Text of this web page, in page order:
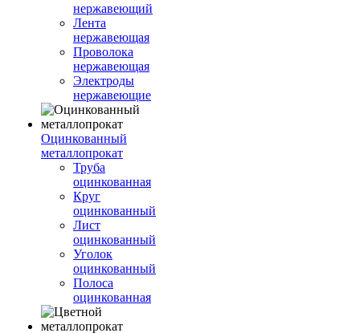
нержавеющий
Лента
нержавеющая
Проволока
нержавеющая
Электроды
нержавеющие
Оцинкованный
металлопрокат
Труба
оцинкованная
Круг
оцинкованный
Лист
оцинкованный
Уголок
оцинкованный
Полоса
оцинкованная